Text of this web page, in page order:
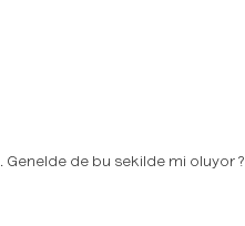
Genelde de bu sekilde mi oluyor ?